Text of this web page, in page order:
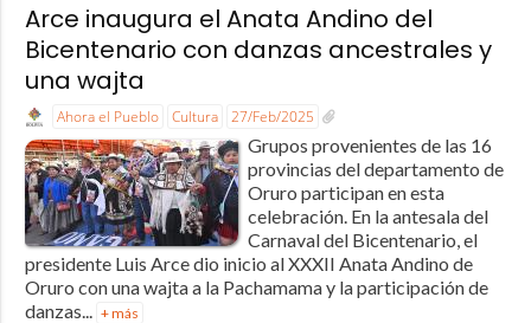
Arce inaugura el Anata Andino del
Bicentenario con danzas ancestrales y
una wajta
Ahora el Pueblo Cultura 27/Feb/2025
Grupos provenientes de las 16
provincias del departamento de
Oruro participan en esta
celebración. En la antesala del
Carnaval del Bicentenario, el
presidente Luis Arce dio inicio al XXXII Anata Andino de
Oruro con una wajta a la Pachamama y la participación de
danzas...
+ más